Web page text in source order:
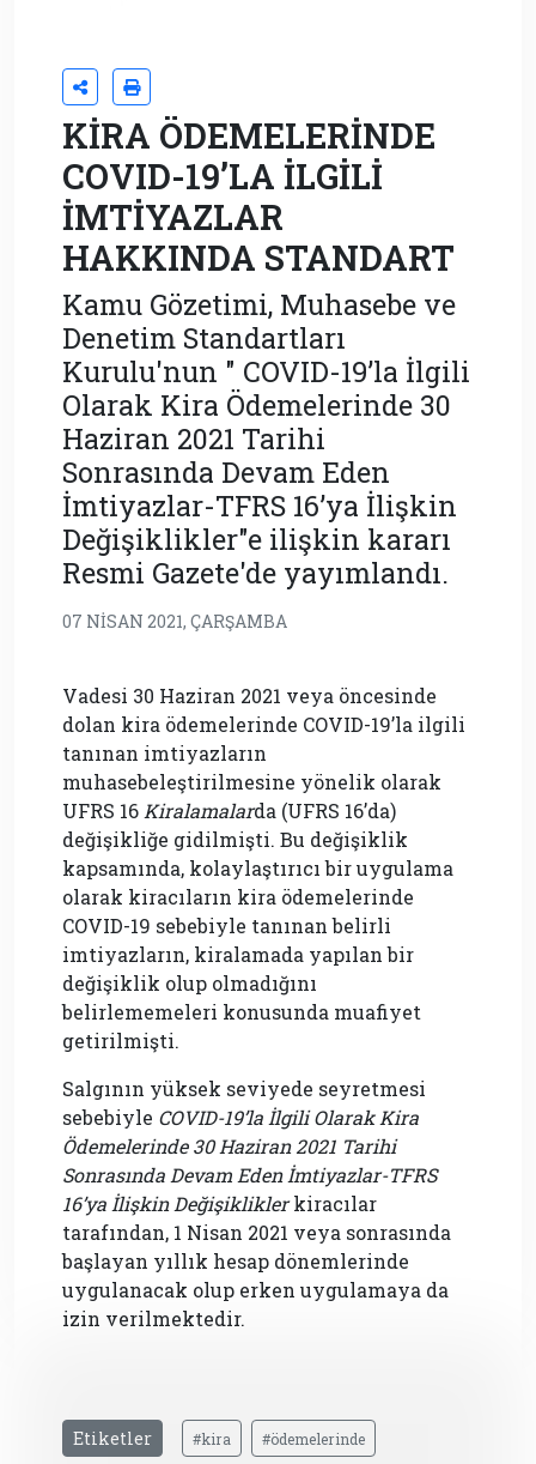
KİRA ÖDEMELERİNDE
COVID-19’LA İLGİLİ
İMTİYAZLAR
HAKKINDA STANDART
Kamu Gözetimi, Muhasebe ve
Denetim Standartları
Kurulu'nun " COVID-19’la İlgili
Olarak Kira Ödemelerinde 30
Haziran 2021 Tarihi
Sonrasında Devam Eden
İmtiyazlar-TFRS 16’ya İlişkin
Değişiklikler"e ilişkin kararı
Resmi Gazete'de yayımlandı.
07 NISAN 2021, ÇARŞAMBA
Vadesi 30 Haziran 2021 veya öncesinde
dolan kira ödemelerinde COVID-19’la ilgili
tanınan imtiyazların
muhasebeleştirilmesine yönelik olarak
UFRS 16 Kiralamalarda (UFRS 16’da)
değişikliğe gidilmişti. Bu değişiklik
kapsamında, kolaylaştırıcı bir uygulama
olarak kiracıların kira ödemelerinde
COVID-19 sebebiyle tanınan belirli
imtiyazların, kiralamada yapılan bir
değişiklik olup olmadığını
belirlememeleri konusunda muafiyet
getirilmişti.
Salgının yüksek seviyede seyretmesi
sebebiyle COVID-19’la İlgili Olarak Kira
Ödemelerinde 30 Haziran 2021 Tarihi
Sonrasında Devam Eden İmtiyazlar-TFRS
16’ya İlişkin Değişikliklerkiracılar
tarafından, 1 Nisan 2021 veya sonrasında
başlayan yıllık hesap dönemlerinde
uygulanacak olup erken uygulamaya da
izin verilmektedir.
Etiketler #kira #ödemelerinde